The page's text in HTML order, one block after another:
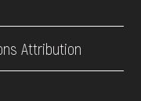
Attribution